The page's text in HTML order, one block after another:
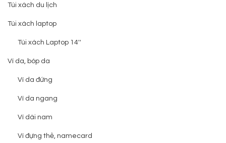
Túi xách du lịch
Túi xách laptop
Túi xách Laptop 14''
Ví da, bóp da
Ví da đứng
Ví da ngang
Ví dài nam
Ví đựng thẻ, namecard